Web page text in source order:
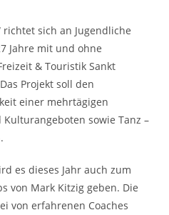
richtet sich an Jugendliche
Jahre mit und ohne
& Touristik Sankt
Projekt soll den
einer mehrtägigen
sowie Tanz –
es dieses Jahr auch zum
von Mark Kitzig geben. Die
von erfahrenen Coaches